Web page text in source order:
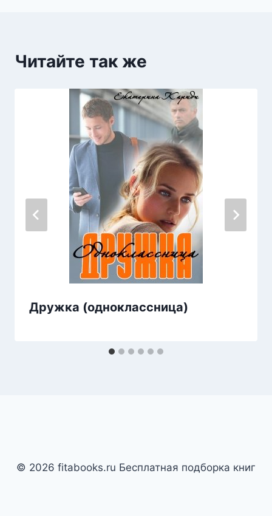
Читайте так же
Дружка (одноклассница)
© 2026 fitabooks.ru Бесплатная подборка книг